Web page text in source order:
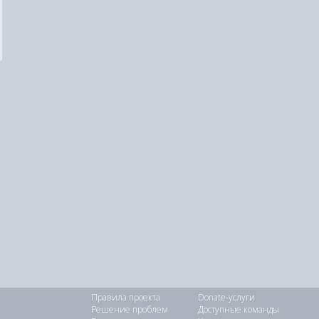
Правила проекта
Donate-услуги
Решение проблем
Доступные команды